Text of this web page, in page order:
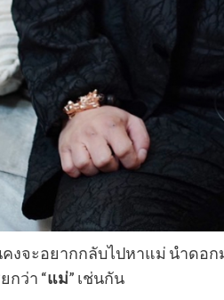
งจะอยากกลับไปหาแม่ นำดอ
กว่า “แม่” เช่นกัน